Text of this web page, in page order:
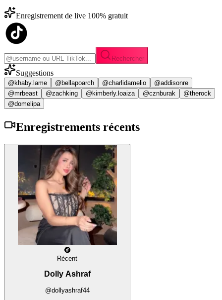
Enregistrement de live 100% gratuit
Rechercher
Suggestions
@khaby.lame @bellapoarch @charlidamelio
@addisonre
@mrbeast
@zachking @kimberly.loaiza @cznburak
@therock
@domelipa
Enregistrements récents
Récent
Dolly Ashraf
@dollyashraf44